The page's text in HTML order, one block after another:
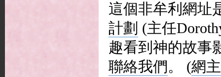
這個非牟利網址
計劃 (主任
趣看到神的故事
聯絡我們 。 (網主